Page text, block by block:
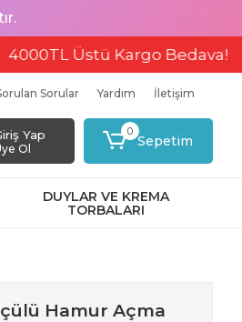
Üstü Kargo Bedava!
Sorular Yardım İletişim
Yap
Ol
0
Sepetim
DUYLAR VE KREMA
TORBALARI
Hamur Açma